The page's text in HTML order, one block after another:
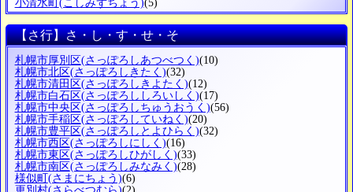
小清水町 (こしみずちょう)(5)
【さ行】さ・し・す・せ・そ
札幌市厚別区(さっぽろしあつべつく)(10)
札幌市北区(さっぽろしきたく)(32)
札幌市清田区(さっぽろしきよたく)(12)
札幌市白石区(さっぽろししろいしく)(17)
札幌市中央区(さっぽろしちゅうおうく)(56)
札幌市手稲区(さっぽろしていねく)(20)
札幌市豊平区(さっぽろしとよひらく)(32)
札幌市西区(さっぽろしにしく)(16)
札幌市東区(さっぽろしひがしく)(33)
札幌市南区(さっぽろしみなみく)(28)
様似町 (さまにちょう)(6)